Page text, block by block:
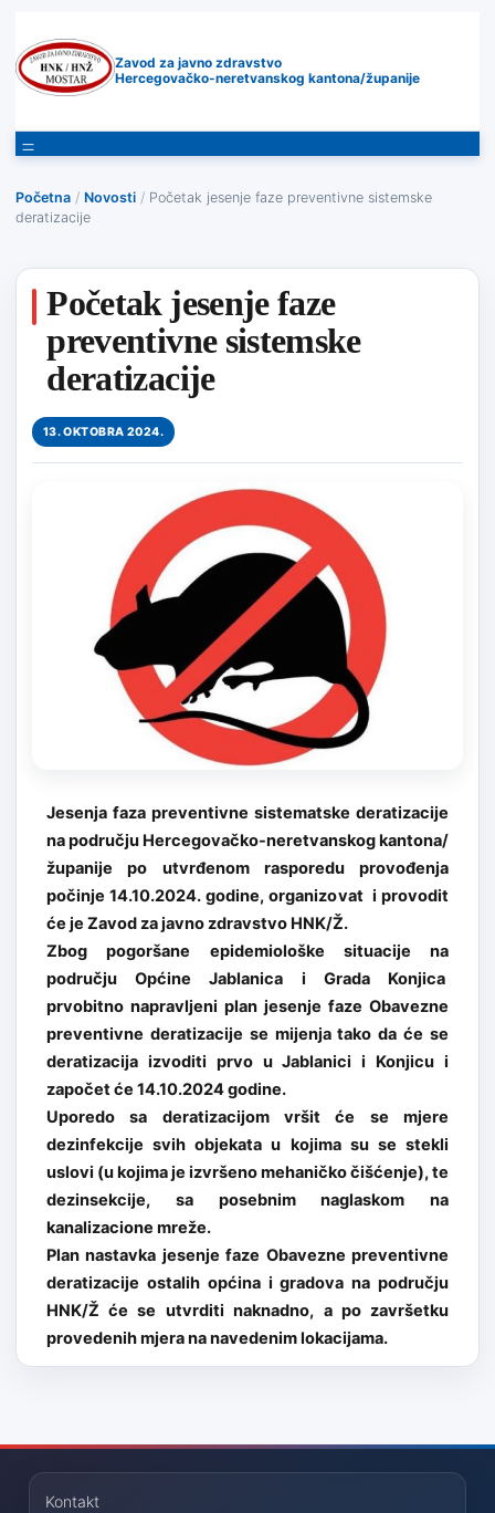
Zavod za javno zdravstvo
Hercegovačko-neretvanskog kantona/županije
Početna / Novosti / Početak jesenje faze preventivne sistemske
deratizacije
Početak jesenje faze
preventivne sistemske
deratizacije
13. OKTOBRA 2024.
Jesenja faza preventivne sistematske deratizacije
na području Hercegovačko-neretvanskog kantona/
županije po utvrđenom rasporedu provođenja
počinje 14.10.2024. godine, organizovat iprovodit
će je Zavod za javno zdravstvo HNK/Ž.
Zbog pogoršane epidemiološke situacije na
području Općine Jablanica i Grada Konjica
prvobitno napravljeni plan jesenje faze Obavezne
preventivne deratizacije se mijenja tako da će se
deratizacija izvoditi prvo u Jablanici i Konjicu i
započet će 14.10.2024 godine.
Uporedo sa deratizacijom vršit će se mjere
dezinfekcije svih objekata u kojima su se stekli
uslovi (u kojima je izvršeno mehaničko čišćenje), te
dezinsekcije, sa posebnim naglaskom na
kanalizacione mreže.
Plan nastavka jesenje faze Obavezne preventivne
deratizacije ostalih općina i gradova na području
HNK/Ž će se utvrditi naknadno, a po završetku
provedenih mjera na navedenim lokacijama.
Kontakt